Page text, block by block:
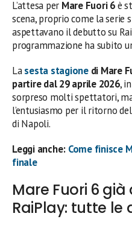
L’attesa per Mare Fuori 6è
scena, proprio come la serie
aspettavano il debutto su
programmazione ha subito
Lasesta stagionedi Mare
partire dal 29 aprile 2026,
sorpreso molti spettatori,
l’entusiasmo per il ritorno
di Napoli.
Leggi anche: Come finisce
finale
Mare Fuori 6
RaiPlay: tutte le